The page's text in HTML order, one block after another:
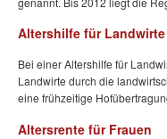
Altershilfe für Landwirte
Bei einer Altershilfe für
Landwirte durch die
eine frühzeitige
Altersrente für Frauen